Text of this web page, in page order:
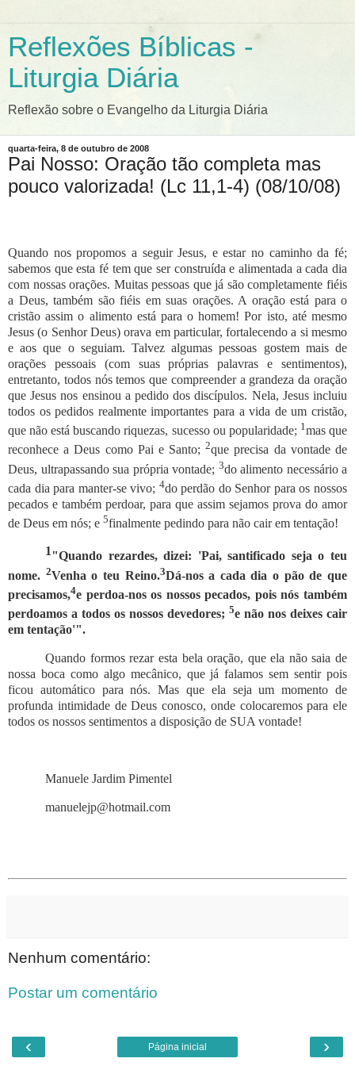
Reflexões Bíblicas -
Liturgia Diária
Reflexão sobre o Evangelho da Liturgia Diária
quarta-feira, 8 de outubro de 2008
Pai Nosso: Oração tão completa mas
pouco valorizada! (Lc 11,1-4) (08/10/08)
Quando nos propomos a seguir Jesus, e estar no caminho da fé;
sabemos que esta fé tem que ser construída e alimentada a cada dia
com nossas orações. Muitas pessoas que já são completamente fiéis
a Deus, também são fiéis em suas orações. A oração está para o
cristão assim o alimento está para o homem! Por isto, até mesmo
Jesus (o Senhor Deus) orava em particular, fortalecendo a si mesmo
e aos que o seguiam. Talvez algumas pessoas gostem mais de
orações pessoais (com suas próprias palavras e sentimentos),
entretanto, todos nós temos que compreender a grandeza da oração
que Jesus nos ensinou a pedido dos discípulos. Nela, Jesus incluiu
todos os pedidos realmente importantes para a vida de um cristão,
que não está buscando riquezas, sucesso ou popularidade; 1 mas que
reconhece a Deus como Pai e Santo;2que precisa da vontade de
Deus, ultrapassando sua própria vontade; 3do alimento necessário a
cada dia para manter-se vivo; 4do perdão do Senhor para os nossos
pecados e também perdoar, para que assim sejamos prova do amor
de Deus em nós; e 5finalmente pedindo para não cair em tentação!
1"Quando rezardes, dizei: 'Pai, santificado seja o teu
nome. 2Venha o teu Reino.3Dá-nos a cada dia o pão de que
precisamos,4e perdoa-nos os nossos pecados, pois nós também
perdoamos a todos os nossos devedores; 5e não nos deixes cair
em tentação'".
Quando formos rezar esta bela oração, que ela não saia de
nossa boca como algo mecânico, que já falamos sem sentir pois
ficou automático para nós. Mas que ela seja um momento de
profunda intimidade de Deus conosco, onde colocaremos para ele
todos os nossos sentimentos a disposição de SUA vontade!
Manuele Jardim Pimentel
manuelejp@hotmail.com
Nenhum comentário:
Postar um comentário
‹ ›
Página inicial